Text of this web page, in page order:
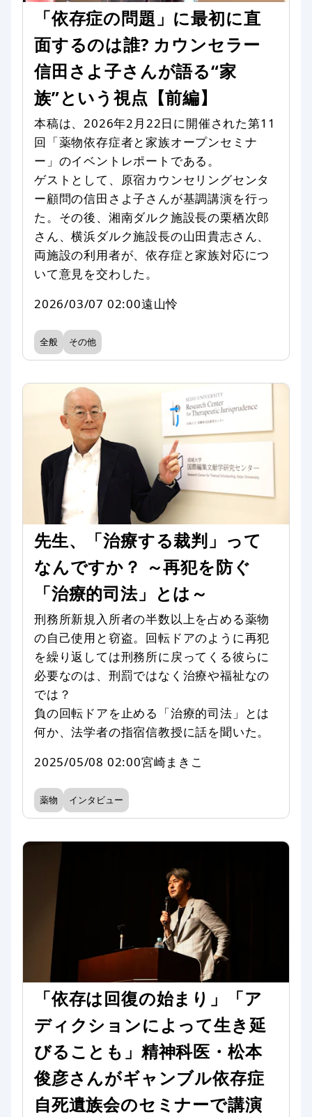
「依存症の問題」に最初に直
面するのは誰? カウンセラー
信田さよ子さんが語る“家
族”という視点【前編】
本稿は、2026年2月22日に開催された第11
回「薬物依存症者と家族オープンセミナ
ー」のイベントレポートである。
ゲストとして、原宿カウンセリングセンタ
ー顧問の信田さよ子さんが基調講演を行っ
た。その後、湘南ダルク施設長の栗栖次郎
さん、横浜ダルク施設長の山田貴志さん、
両施設の利用者が、依存症と家族対応につ
いて意見を交わした。
2026/03/07 02:00遠山怜
全般 その他
先生、「治療する裁判」って
なんですか？ ～再犯を防ぐ
「治療的司法」とは～
刑務所新規入所者の半数以上を占める薬物
の自己使用と窃盗。回転ドアのように再犯
を繰り返しては刑務所に戻ってくる彼らに
必要なのは、刑罰ではなく治療や福祉なの
では？
負の回転ドアを止める「治療的司法」とは
何か、法学者の指宿信教授に話を聞いた。
2025/05/08 02:00宮崎まきこ
薬物 インタビュー
「依存は回復の始まり」「ア
ディクションによって生き延
びることも」精神科医・松本
俊彦さんがギャンブル依存症
自死遺族会のセミナーで講演